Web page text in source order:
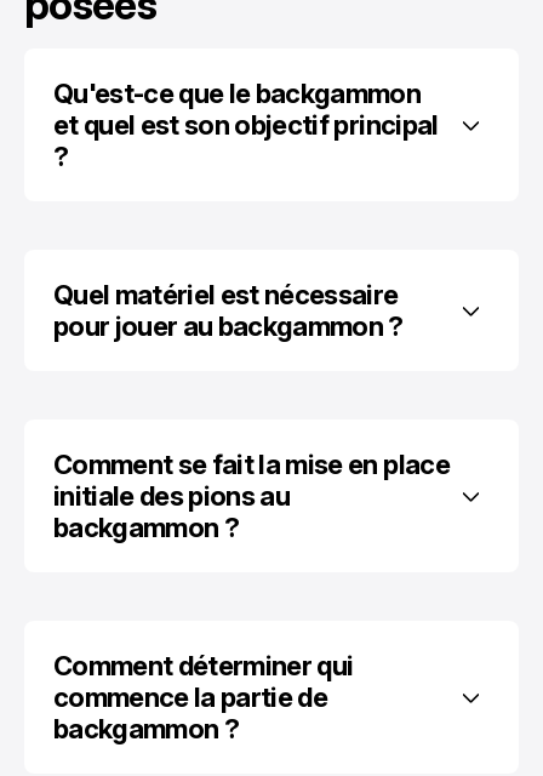
Qu'est-ce que le backgammon
et quel est son objectif principal
?
Quel matériel est nécessaire
pour jouer au backgammon ?
Comment se fait la mise en place
initiale des pions au
backgammon ?
Comment déterminer qui
commence la partie de
backgammon ?